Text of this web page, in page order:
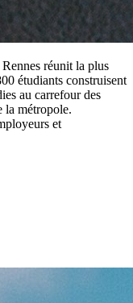
réunit la plus
étudiants construisent
au carrefour des
la métropole.
et